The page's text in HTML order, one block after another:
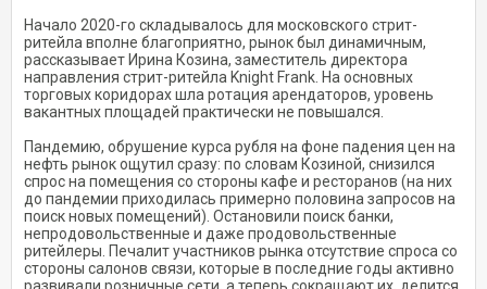
Начало 2020-го складывалось для московского стрит-
ритейла вполне благоприятно, рынок был динамичным,
рассказывает Ирина Козина, заместитель директора
направления стрит-ритейла Knight Frank. На основных
торговых коридорах шла ротация арендаторов, уровень
вакантных площадей практически не повышался.
Пандемию, обрушение курса рубля на фоне падения цен на
нефть рынок ощутил сразу: по словам Козиной, снизился
спрос на помещения со стороны кафе и ресторанов (на них
до пандемии приходилась примерно половина запросов на
поиск новых помещений). Остановили поиск банки,
непродовольственные и даже продовольственные
ритейлеры. Печалит участников рынка отсутствие спроса со
стороны салонов связи, которые в последние годы активно